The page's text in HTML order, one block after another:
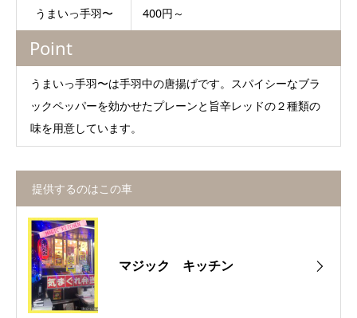
うまいっ手羽〜 400円～
Point
うまいっ手羽〜は手羽中の唐揚げです。スパイシーなブラ
ックペッパーを効かせたプレーンと旨辛レッドの２種類の
味を用意しています。
提供するのはこの車
マジック キッチン